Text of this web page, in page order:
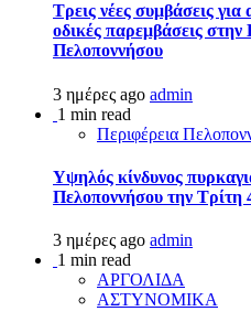
Τρεις νέες συμβάσεις
οδικές παρεμβάσεις
Πελοποννήσου
3 ημέρες ago admin
1 min read
Περιφέρεια
Υψηλός κίνδυνος
Πελοποννήσου την Τρίτη
3 ημέρες ago admin
1 min read
ΑΡΓΟΛΙΔΑ
ΑΣΤΥΝΟΜΙΚΑ